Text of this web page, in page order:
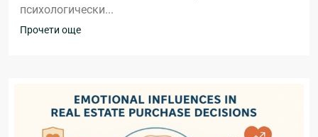
психологически...
Прочети още